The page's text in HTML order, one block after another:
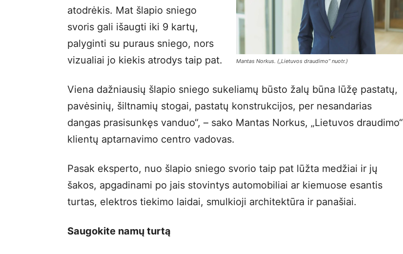
Mantas Norkus. („Lietuvos draudimo” nuotr.)
atodrėkis. Mat šlapio sniego
svoris gali išaugti iki 9 kartų,
palyginti su puraus sniego, nors
vizualiai jo kiekis atrodys taip pat.
Viena dažniausių šlapio sniego sukeliamų būsto žalų būna lūžę pastatų,
pavėsinių, šiltnamių stogai, pastatų konstrukcijos, per nesandarias
dangas prasisunkęs vanduo“, – sako Mantas Norkus, „Lietuvos draudimo“
klientų aptarnavimo centro vadovas.
Pasak eksperto, nuo šlapio sniego svorio taip pat lūžta medžiai ir jų
šakos, apgadinami po jais stovintys automobiliai ar kiemuose esantis
turtas, elektros tiekimo laidai, smulkioji architektūra ir panašiai.
Saugokite namų turtą